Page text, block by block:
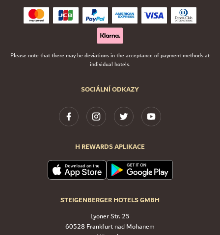
SOCIÁLNÍ ODKAZY
H REWARDS APLIKACE
STEIGENBERGER HOTELS GMBH
Lyoner Str. 25
60528 Frankfurt nad Mohanem
Please note that there may be deviations in the acceptance of payment methods at
individual hotels.